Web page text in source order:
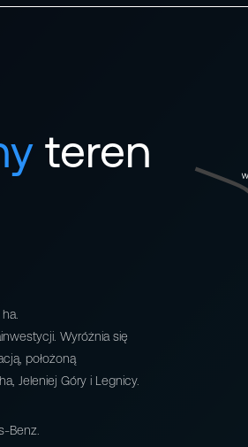
teren
Wyróżnia się
położoną
Jeleniej Góry i Legnicy.
Benz.